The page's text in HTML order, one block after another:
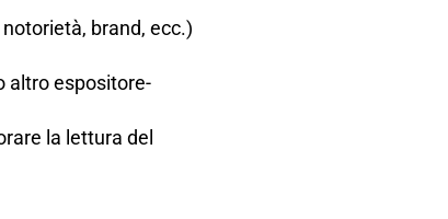
brand, ecc.)
altro espositore-
la lettura del